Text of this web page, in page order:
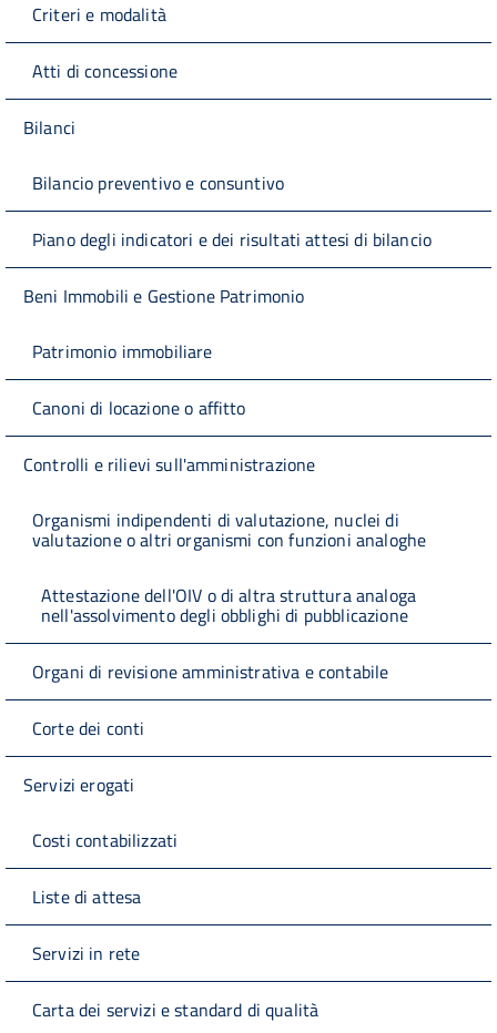
Criteri e modalità
Atti di concessione
Bilanci
Bilancio preventivo e consuntivo
Piano degli indicatori e dei risultati attesi di bilancio
Beni Immobili e Gestione Patrimonio
Patrimonio immobiliare
Canoni di locazione o affitto
Controlli e rilievi sull'amministrazione
Organismi indipendenti di valutazione, nuclei di
valutazione o altri organismi con funzioni analoghe
Attestazione dell'OIV o di altra struttura analoga
nell'assolvimento degli obblighi di pubblicazione
Organi di revisione amministrativa e contabile
Corte dei conti
Servizi erogati
Costi contabilizzati
Liste di attesa
Servizi in rete
Carta dei servizi e standard di qualità